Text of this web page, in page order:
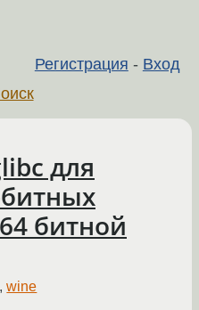
Регистрация - Вход
для
битной
,wine